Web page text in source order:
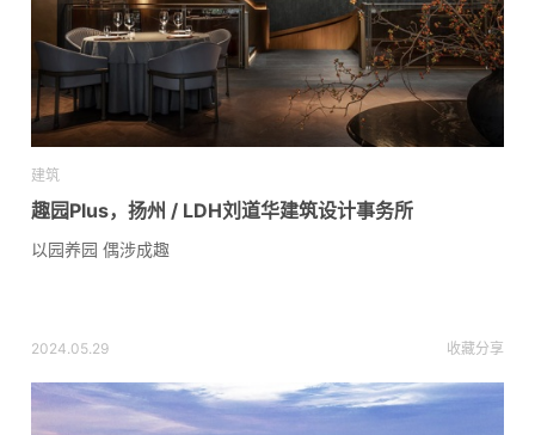
建筑
趣园Plus，扬州 / LDH刘道华建筑设计事务所
以园养园 偶涉成趣
2024.05.29 收藏分享